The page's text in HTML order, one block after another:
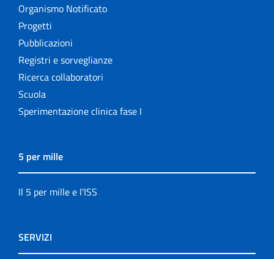
Organismo Notificato
Progetti
Pubblicazioni
Registri e sorveglianze
Ricerca collaboratori
Scuola
Sperimentazione clinica fase I
5 per mille
Il 5 per mille e l'ISS
SERVIZI